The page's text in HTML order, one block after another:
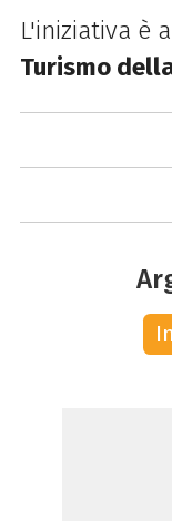
L'iniziativa è
Turismo